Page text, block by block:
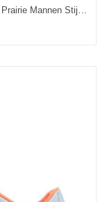
Voetbalschoenen Heren Sportschoenen Laars Prairie Mannen Stijgijzers Antislip Blauw